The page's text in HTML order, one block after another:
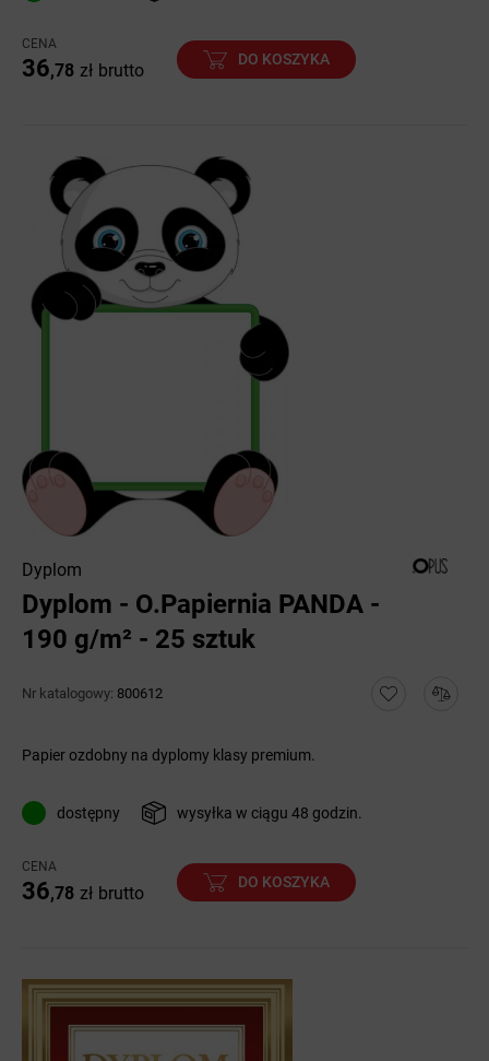
CENA
36,78 zł brutto
DO KOSZYKA
Dyplom
Dyplom - O.Papiernia PANDA -
190 g/m² - 25 sztuk
Nr katalogowy: 800612
Papier ozdobny na dyplomy klasy premium.
dostępny wysyłka w ciągu 48 godzin.
CENA
36,78 zł brutto
DO KOSZYKA